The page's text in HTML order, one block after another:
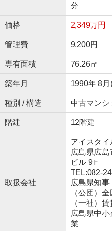
分
価格 2,349万円
管理費 9,200円
専有面積 76.26㎡
築年月 1990年 8月
種別 / 構造 中古マンシ
階建 12階建
取扱会社
アイスタイ
広島県広
ビル 9Ｆ
TEL:082-
広島県知事
（公団）
（一社）
広島県中
業